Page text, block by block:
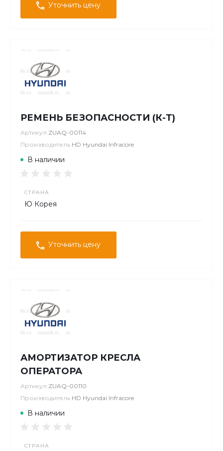
Уточнить цену
РЕМЕНЬ БЕЗОПАСНОСТИ (К-Т)
Артикул ZUAQ-00114
Производитель HD Hyundai Infracore
В наличии
СТРАНА
Ю Корея
Уточнить цену
АМОРТИЗАТОР КРЕСЛА
ОПЕРАТОРА
Артикул ZUAQ-00110
Производитель HD Hyundai Infracore
В наличии
СТРАНА